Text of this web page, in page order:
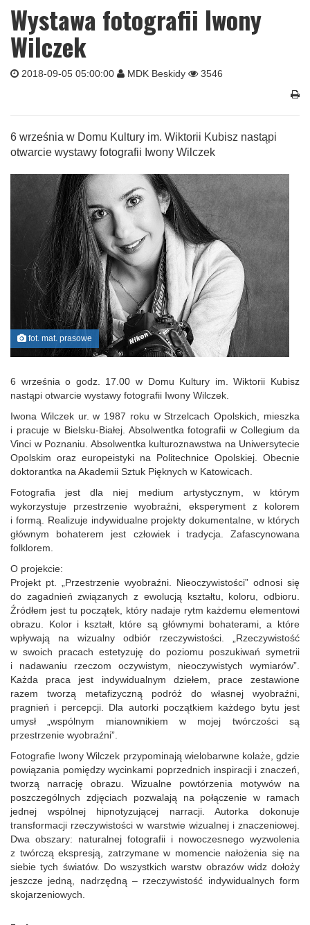
Wystawa fotografii Iwony
Wilczek
2018-09-05 05:00:00 MDK Beskidy 3546
6 września w Domu Kultury im. Wiktorii Kubisz nastąpi
otwarcie wystawy fotografii Iwony Wilczek
fot. mat. prasowe
6 września o godz. 17.00 w Domu Kultury im. Wiktorii Kubisz
nastąpi otwarcie wystawy fotografii Iwony Wilczek.
Iwona Wilczek ur. w 1987 roku w Strzelcach Opolskich, mieszka
i pracuje w Bielsku-Białej. Absolwentka fotografii w Collegium da
Vinci w Poznaniu. Absolwentka kulturoznawstwa na Uniwersytecie
Opolskim oraz europeistyki na Politechnice Opolskiej. Obecnie
doktorantka na Akademii Sztuk Pięknych w Katowicach.
Fotografia jest dla niej medium artystycznym, w którym
wykorzystuje przestrzenie wyobraźni, eksperyment z kolorem
i formą. Realizuje indywidualne projekty dokumentalne, w których
głównym bohaterem jest człowiek i tradycja. Zafascynowana
folklorem.
O projekcie:
Projekt pt. „Przestrzenie wyobraźni. Nieoczywistości” odnosi się
do zagadnień związanych z ewolucją kształtu, koloru, odbioru.
Źródłem jest tu początek, który nadaje rytm każdemu elementowi
obrazu. Kolor i kształt, które są głównymi bohaterami, a które
wpływają na wizualny odbiór rzeczywistości. „Rzeczywistość
w swoich pracach estetyzuję do poziomu poszukiwań symetrii
i nadawaniu rzeczom oczywistym, nieoczywistych wymiarów”.
Każda praca jest indywidualnym dziełem, prace zestawione
razem tworzą metafizyczną podróż do własnej wyobraźni,
pragnień i percepcji. Dla autorki początkiem każdego bytu jest
umysł „wspólnym mianownikiem w mojej twórczości są
przestrzenie wyobraźni”.
Fotografie Iwony Wilczek przypominają wielobarwne kolaże, gdzie
powiązania pomiędzy wycinkami poprzednich inspiracji i znaczeń,
tworzą narrację obrazu. Wizualne powtórzenia motywów na
poszczególnych zdjęciach pozwalają na połączenie w ramach
jednej wspólnej hipnotyzującej narracji. Autorka dokonuje
transformacji rzeczywistości w warstwie wizualnej i znaczeniowej.
Dwa obszary: naturalnej fotografii i nowoczesnego wyzwolenia
z twórczą ekspresją, zatrzymane w momencie nałożenia się na
siebie tych światów. Do wszystkich warstw obrazów widz dołoży
jeszcze jedną, nadrzędną – rzeczywistość indywidualnych form
skojarzeniowych.